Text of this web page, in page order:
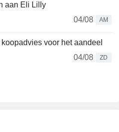
aan Eli Lilly
04/08
AM
voor het aandeel
04/08
ZD